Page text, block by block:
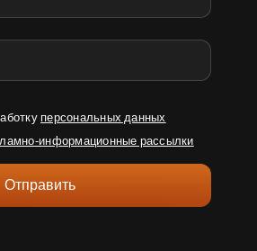
персональных данных
информационные рассылки
Отправить